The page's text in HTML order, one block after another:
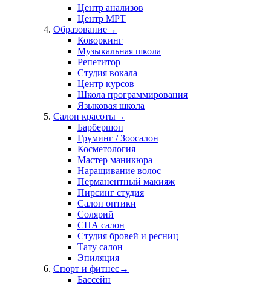
Центр анализов
Центр МРТ
Образование→
Коворкинг
Музыкальная школа
Репетитор
Студия вокала
Центр курсов
Школа программирования
Языковая школа
Салон красоты→
Барбершоп
Груминг / Зоосалон
Косметология
Мастер маникюра
Наращивание волос
Перманентный макияж
Пирсинг студия
Салон оптики
Солярий
СПА салон
Студия бровей и ресниц
Тату салон
Эпиляция
Спорт и фитнес→
Бассейн